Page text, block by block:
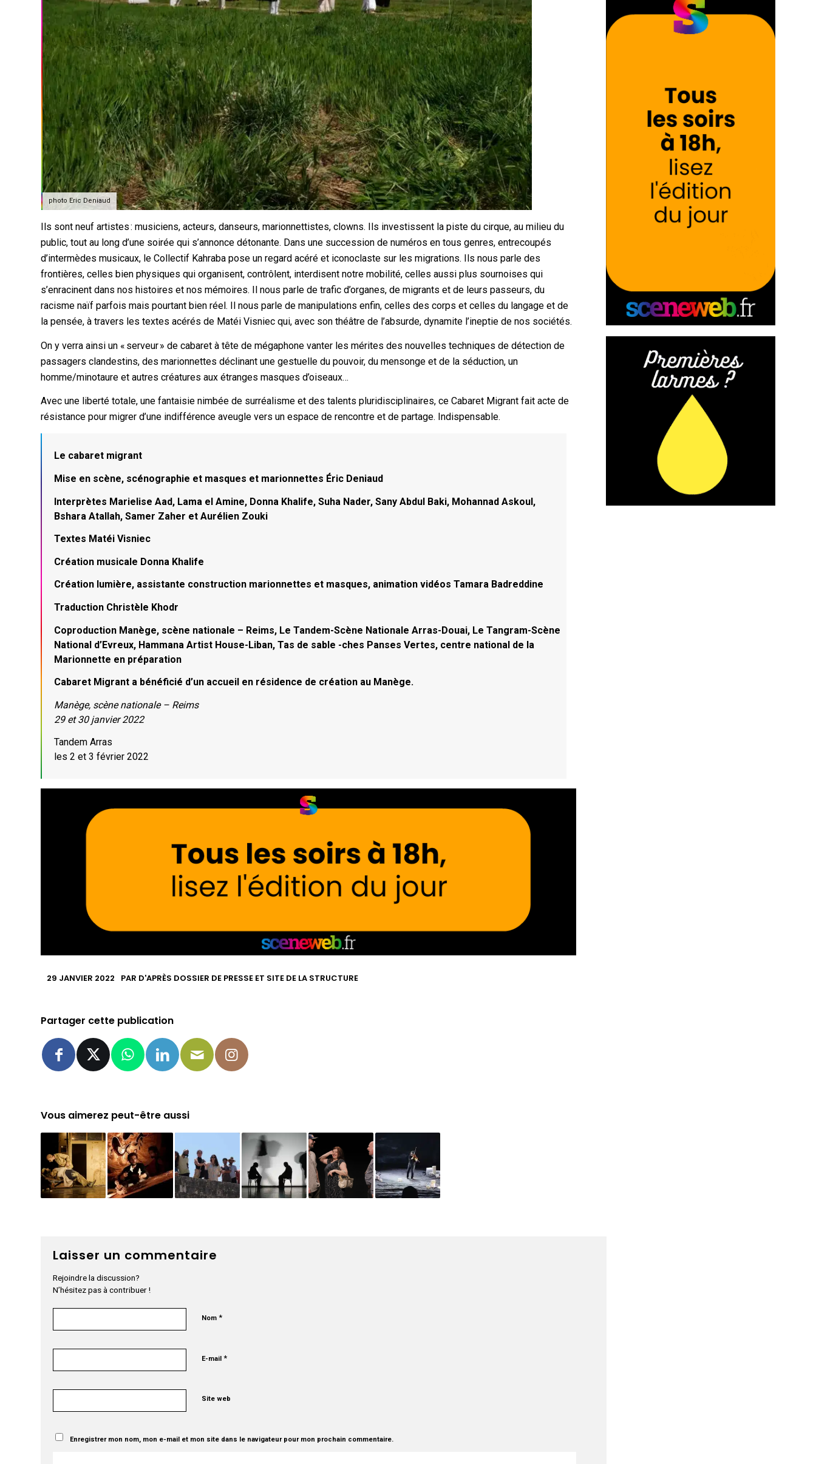
photo Eric Deniaud
Ils sont neuf artistes : musiciens, acteurs, danseurs, marionnettistes, clowns. Ils investissent la piste du cirque, au milieu du
public, tout au long d’une soirée qui s’annonce détonante. Dans une succession de numéros en tous genres, entrecoupés
d’intermèdes musicaux, le Collectif Kahraba pose un regard acéré et iconoclaste sur les migrations. Ils nous parle des
frontières, celles bien physiques qui organisent, contrôlent, interdisent notre mobilité, celles aussi plus sournoises qui
s’enracinent dans nos histoires et nos mémoires. Il nous parle de trafic d’organes, de migrants et de leurs passeurs, du
racisme naïf parfois mais pourtant bien réel. Il nous parle de manipulations enfin, celles des corps et celles du langage et de
la pensée, à travers les textes acérés de Matéi Visniec qui, avec son théâtre de l’absurde, dynamite l’ineptie de nos sociétés.
On y verra ainsi un « serveur » de cabaret à tête de mégaphone vanter les mérites des nouvelles techniques de détection de
passagers clandestins, des marionnettes déclinant une gestuelle du pouvoir, du mensonge et de la séduction, un
homme/minotaure et autres créatures aux étranges masques d’oiseaux…
Avec une liberté totale, une fantaisie nimbée de surréalisme et des talents pluridisciplinaires, ce Cabaret Migrant fait acte de
résistance pour migrer d’une indifférence aveugle vers un espace de rencontre et de partage. Indispensable.
Le cabaret migrant
Mise en scène, scénographie et masques et marionnettes Éric Deniaud
Interprètes Marielise Aad, Lama el Amine, Donna Khalife, Suha Nader, Sany Abdul Baki, Mohannad Askoul,
Bshara Atallah, Samer Zaher et Aurélien Zouki
Textes Matéi Visniec
Création musicale Donna Khalife
Création lumière, assistante construction marionnettes et masques, animation vidéos Tamara Badreddine
Traduction Christèle Khodr
Coproduction Manège, scène nationale – Reims, Le Tandem-Scène Nationale Arras-Douai, Le Tangram-Scène
National d’Evreux, Hammana Artist House-Liban, Tas de sable -ches Panses Vertes, centre national de la
Marionnette en préparation
Cabaret Migrant a bénéficié d’un accueil en résidence de création au Manège.
Manège, scène nationale – Reims
29 et 30 janvier 2022
Tandem Arras
les 2 et 3 février 2022
29 JANVIER 2022 PAR D'APRÈS DOSSIER DE PRESSE ET SITE DE LA STRUCTURE
Partager cette publication
Vous aimerez peut-être aussi
Laisser un commentaire
Rejoindre la discussion?
N’hésitez pas à contribuer !
Nom*
E-mail*
Site web
Enregistrer mon nom, mon e-mail et mon site dans le navigateur pour mon prochain commentaire.